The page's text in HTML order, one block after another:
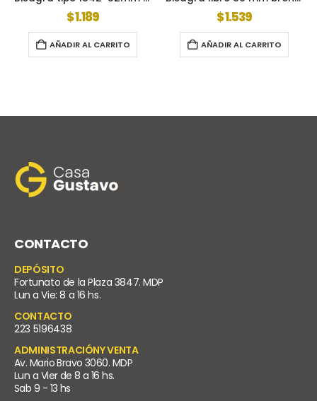
AL CARRITO AÑADIR AL CARRITO
CONTACTO
DEPÓSITO
Fortunato de la Plaza 3847. MDP
Lun a Vie: 8 a 16 hs.
CONTACTO
223 5196438
ADMINISTRACIÓNY VENTA
Av. Mario Bravo 3060. MDP
Lun a Vier de 8 a 16 hs.
Sab 9 - 13 hs